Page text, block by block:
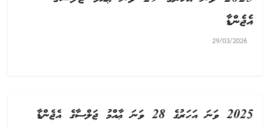
އެޖެންޑާ
29/03/2026
2025 ވަނަ އަހަރުގެ 28 ވަނަ ޢާއްމު ޖަލްސާގެ އެޖެންޑާ